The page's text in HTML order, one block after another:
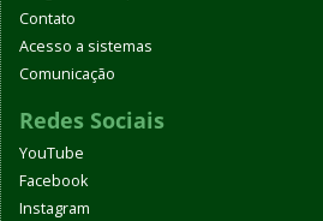
Contato
Acesso a sistemas
Comunicação
Redes Sociais
YouTube
Facebook
Instagram